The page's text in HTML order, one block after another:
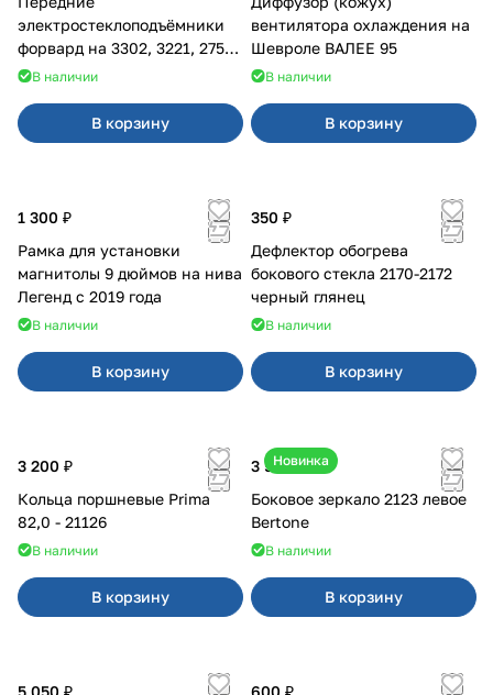
электростеклоподъёмники
форвард на 3302, 3221, 2752,
2217В наличии
В корзину
вентилятора охлаждения на
Шевроле ВАЛЕЕ 95
В наличии
В корзину
1 300 ₽
Рамка для установки
магнитолы 9 дюймов на нива
Легенд с 2019 года
В наличии
В корзину
350 ₽
Дефлектор обогрева
бокового стекла 2170-2172
черный глянец
В наличии
В корзину
3 200 ₽
Кольца поршневые Prima
82,0 - 21126
В наличии
В корзину
Новинка
3 500 ₽
Боковое зеркало 2123 левое
Bertone
В наличии
В корзину
5 050 ₽ 600 ₽